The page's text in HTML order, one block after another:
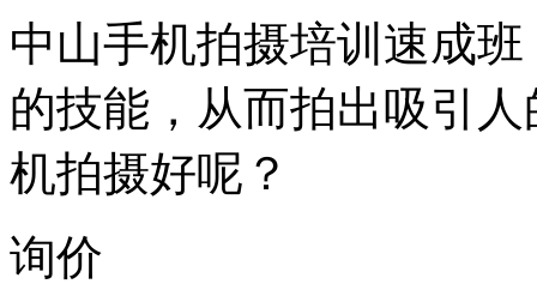
中山手机拍摄培训速成
的技能，从而拍出吸引
机拍摄好呢？
询价